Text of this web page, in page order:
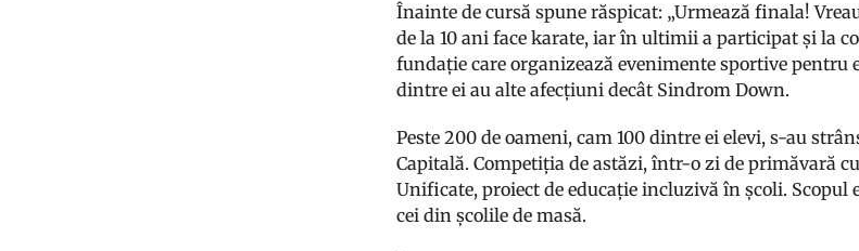
Înainte de cursă spune răspicat: „Urmează finala!
de la 10 ani face karate, iar în ultimii a participat și la
fundație care organizează evenimente sportive
dintre ei au alte afecțiuni decât Sindrom Down.
Peste 200 de oameni, cam 100 dintre ei elevi, s-au
Capitală. Competiția de astăzi, într-o zi de primăvară
Unificate, proiect de educație incluzivă în școli.
cei din școlile de masă.